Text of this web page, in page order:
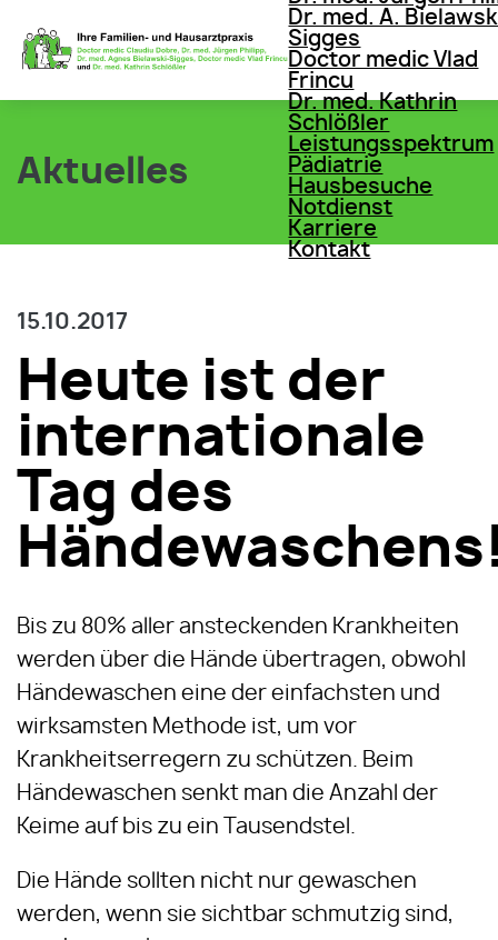
Dr. med. A.
Sigges
Doctor medic Vlad
Frincu
Dr. med. Kathrin
Schlößler
Leistungsspektrum
Pädiatrie
Hausbesuche
Notdienst
Karriere
Kontakt
Aktuelles
15.10.2017
Heute ist der
internationale
Tag des
Bis zu 80% aller ansteckenden Krankheiten
werden über die Hände übertragen, obwohl
Händewaschen eine der einfachsten und
wirksamsten Methode ist, um vor
Krankheitserregern zu schützen. Beim
Händewaschen senkt man die Anzahl der
Keime auf bis zu ein Tausendstel.
Die Hände sollten nicht nur gewaschen
werden, wenn sie sichtbar schmutzig sind,